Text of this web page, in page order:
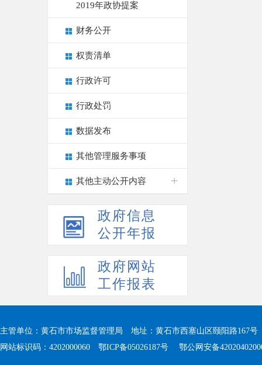
2019年政协提案
财务公开
权责清单
行政许可
行政处罚
数据发布
其他管理服务事项
其他主动公开内容
政府信息
公开年报
政府网站
工作报表
主管单位：黄石市市场监督管理局 地址：黄石市西塞山区颐阳路167号
网站标识码：4202000060 鄂ICP备05026187号 鄂公网安备